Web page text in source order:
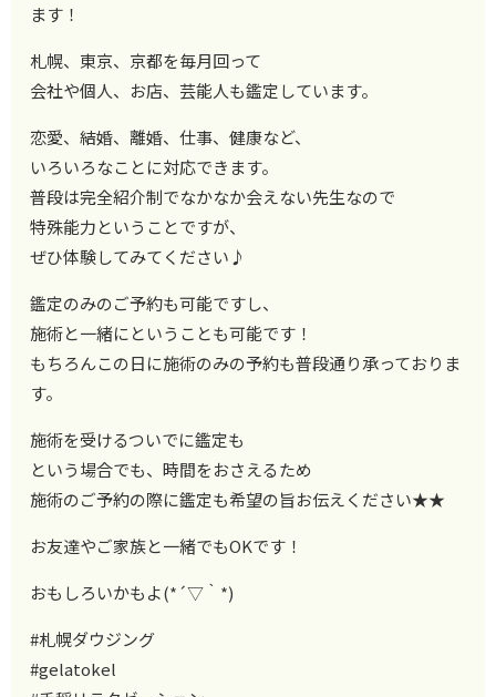
ます！
札幌、東京、京都を毎月回って
会社や個人、お店、芸能人も鑑定しています。
恋愛、結婚、離婚、仕事、健康など、
いろいろなことに対応できます。
普段は完全紹介制でなかなか会えない先生なので
特殊能力ということですが、
ぜひ体験してみてください♪
鑑定のみのご予約も可能ですし、
施術と一緒にということも可能です！
もちろんこの日に施術のみの予約も普段通り承っておりま
す。
施術を受けるついでに鑑定も
という場合でも、時間をおさえるため
施術のご予約の際に鑑定も希望の旨お伝えください★★
お友達やご家族と一緒でもOKです！
おもしろいかもよ(*´▽｀*)
#札幌ダウジング
#gelatokel